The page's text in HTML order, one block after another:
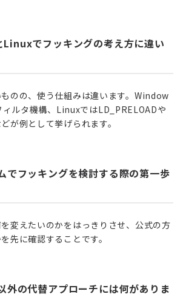
でフッキングの考え方に違い
のの、使う仕組みは違います。Window
ルタ機構、LinuxではLD_PRELOADや
が例として挙げられます。
でフッキングを検討する際の第一歩
変えたいのかをはっきりさせ、公式の方
先に確認することです。
外の代替アプローチには何がありま